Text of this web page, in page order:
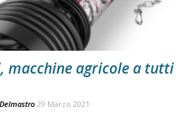
macchine agricole a tutti
29 Marzo 2021